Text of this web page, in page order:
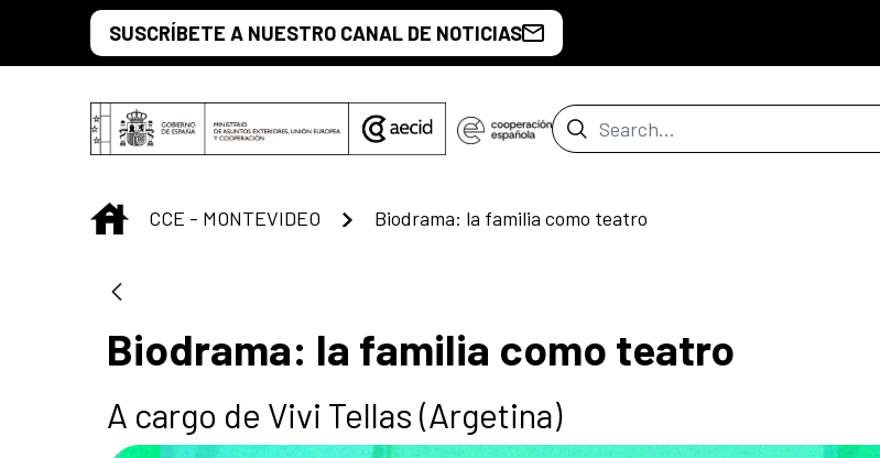
Skip to Main ContentSUSCRÍBETE A NUESTRO CANAL DE NOTICIAS
Search Bar
INICIO
CCE - MONTEVIDEO Biodrama: la familia como teatro
Biodrama: la familia como teatro
A cargo de Vivi Tellas (Argetina)